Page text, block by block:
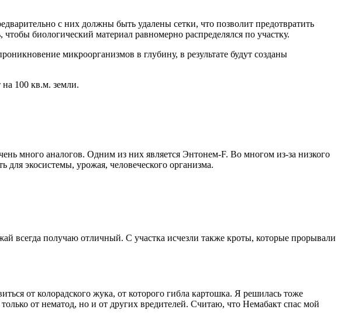
с них должны быть удалены сетки, что позволит предотвратить
биологический материал равномерно распределялся по участку.
микроорганизмов в глубину, в результате будут созданы
на 100 кв.м. земли.
много аналогов. Одним из них является Энтонем-F. Во многом из-за низкого
экосистемы, урожая, человеческого организма.
всегда получаю отличный. С участка исчезли также кроты, которые прорывали
от колорадского жука, от которого гибла картошка. Я решилась тоже
от нематод, но и от других вредителей. Считаю, что Немабакт спас мой